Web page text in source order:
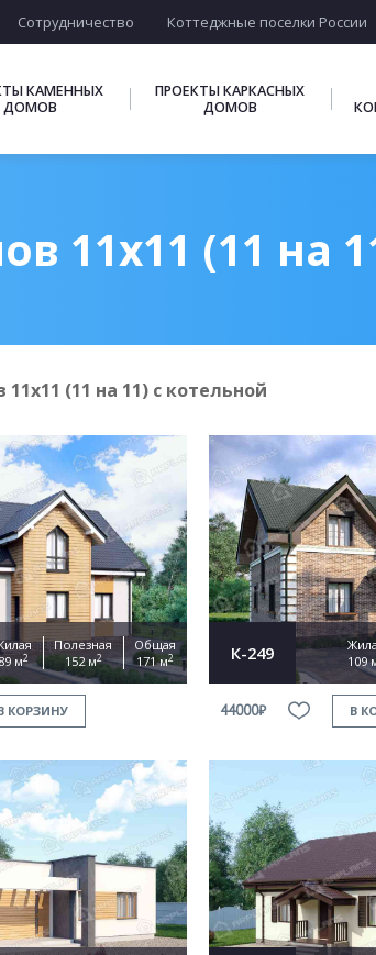
Сотрудничество Коттеджные поселки России
КАМЕННЫХ
ДОМОВ
ПРОЕКТЫ КАРКАСНЫХ
ДОМОВ
11х11 (11 на
(11 на 11) с котельной
89 м2
Полезная
152 м2
Общая
171 м2
КОРЗИНУ
К-249
109
44000₽ В